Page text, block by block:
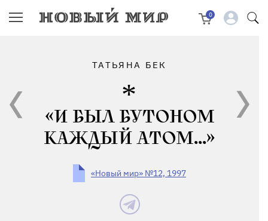
0
ТАТЬЯНА БЕК
«И БЫЛ БУТОНОМ
КАЖДЫЙ АТОМ...»
«Новый мир» №12, 1997